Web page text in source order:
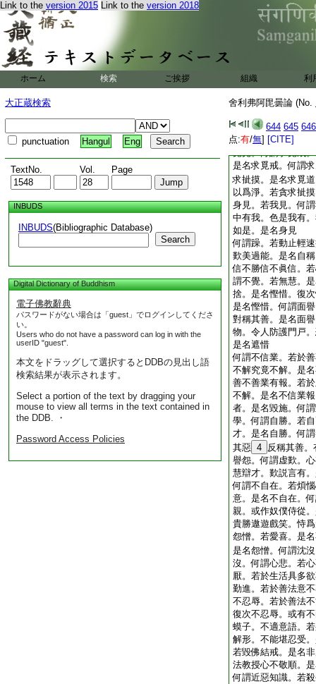
Link to the version 2015 Link to the version 2018
ホーム 検索 ご挨拶 組織 利
大正蔵検索
punctuation Hangul Eng
TextNo. Vol. Page
INBUDS
INBUDS(Bibliographic Database)
Search
Digital Dictionary of Buddhism
電子佛教辭典
パスワードがない場合は「guest」でログインしてくださ
い。
Users who do not have a password can log in with the
userID "guest".
本文をドラッグして選択するとDDBの見出し語
検索結果が表示されます。
Select a portion of the text by dragging your
mouse to view all terms in the text contained in
the DDB. ・
Password Access Policies
舍利弗阿毘曇論 (No.
644 645 646
点:有/無] [CITE]
無善惡業報。無今
生衆生。無世間沙
世後世自知證分別
覺謂非正覺。若非
謂非善法。若見不
沙門婆羅門謂非正
恒常不斷不變易法
謂求覓見。若於諸
覓見。何謂求覓戒
是名求覓戒。何謂
求㧗摸。是名求覓
以爲淨。若貪求㧗
身見。若我見。何
中有我。色是我有
如是。是名身見
何謂躁。若動止輕
歎美過能。是名自
信不勝信不眞信。
謂不覺。若無慧。
捨。是名慳惜。復
是名慳惜。何謂面
對稱其善。是名面
物。令人防護門戸
是名遮惜
何謂不信業。若於
不解究竟不解。是
善不善業有報。若
不解。是名不信業
者。是名毀施。何
學。何謂自勝。若
才。是名自勝。何
其惡 4 反稱其善
譽怨。何謂虚歎。
慧辯才。歎説言有
何謂不自在。若煩
意。是名不自在。
親。或作奴僕侍從
貴勝遨遊戲笑。恃
怨憎。若愛喜。是
是名怨憎。何謂沈
沒。何謂心悲。若
厭。若於生活具多
勤進。若於善法意
不忍辱。若於善法
復次不忍辱。或有
蟆子。不適意語。
解形。不能堪忍受
若毀佛結戒。是名
法教授心不敬順。
何謂近惡知識。若